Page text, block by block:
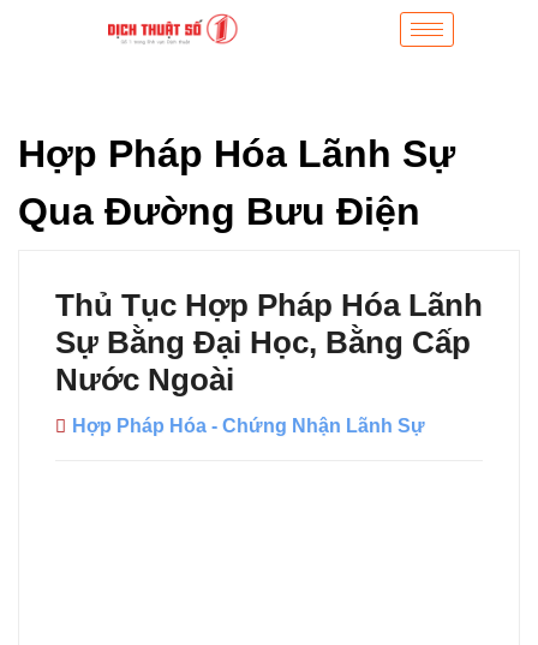
Hợp Pháp Hóa Lãnh Sự
Qua Đường Bưu Điện
Thủ Tục Hợp Pháp Hóa Lãnh
Sự Bằng Đại Học, Bằng Cấp
Nước Ngoài
Hợp Pháp Hóa - Chứng Nhận Lãnh Sự